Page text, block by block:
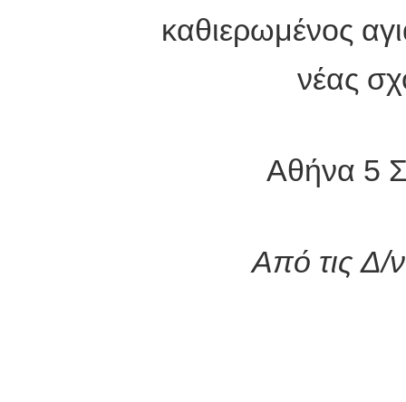
καθιερωμένος
νέας
Αθήνα 5
Από τις Δ/